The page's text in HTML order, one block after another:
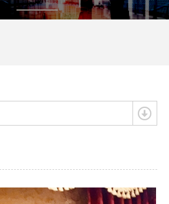
集團版圖
聯絡我們